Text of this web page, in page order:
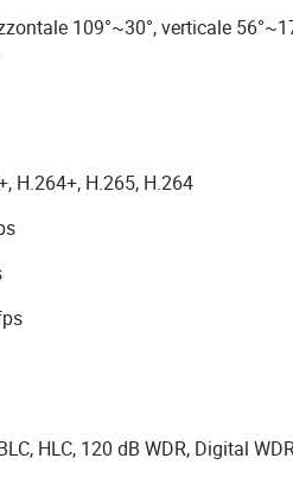
109°~30°, verticale
H.264+, H.265, H.264
HLC, 120 dB WDR, Digital